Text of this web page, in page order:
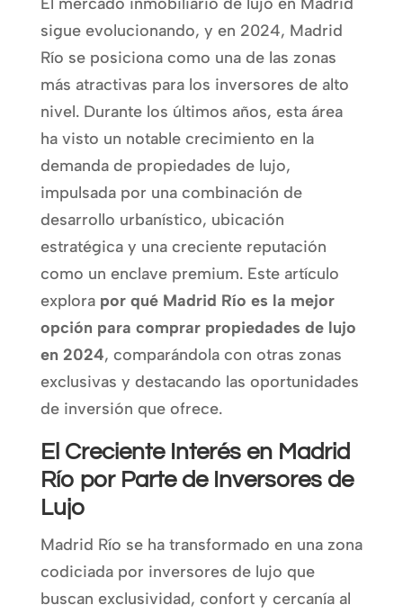
sigue evolucionando, y en 2024, Madrid
Río se posiciona como una de las zonas
más atractivas para los inversores de alto
nivel. Durante los últimos años, esta área
ha visto un notable crecimiento en la
demanda de propiedades de lujo,
impulsada por una combinación de
desarrollo urbanístico, ubicación
estratégica y una creciente reputación
como un enclave premium. Este artículo
explora por qué Madrid Río es la mejor
opción para comprar propiedades de lujo
en 2024, comparándola con otras zonas
exclusivas y destacando las oportunidades
de inversión que ofrece.
El Creciente Interés en Madrid
Río por Parte de Inversores de
Lujo
Madrid Río se ha transformado en una zona
codiciada por inversores de lujo que
buscan exclusividad, confort y cercanía al